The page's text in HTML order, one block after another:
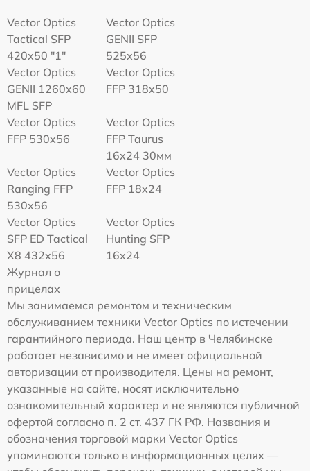
Vector Optics
Tactical SFP
420x50 "1"
Vector Optics
GENII SFP
525x56
Vector Optics
GENII 1260x60
MFL SFP
Vector Optics
FFP 318x50
Vector Optics
FFP 530x56
Vector Optics
FFP Taurus
16x24 30мм
Vector Optics
Ranging FFP
530x56
Vector Optics
FFP 18x24
Vector Optics
SFP ED Tactical
X8 432x56
Vector Optics
Hunting SFP
16x24
Журнал о
прицелах
Мы занимаемся ремонтом и техническим
обслуживанием техники Vector Optics по истечении
гарантийного периода. Наш центр в Челябинске
работает независимо и не имеет официальной
авторизации от производителя. Цены на ремонт,
указанные на сайте, носят исключительно
ознакомительный характер и не являются публичной
офертой согласно п. 2 ст. 437 ГК РФ. Названия и
обозначения торговой марки Vector Optics
упоминаются только в информационных целях —